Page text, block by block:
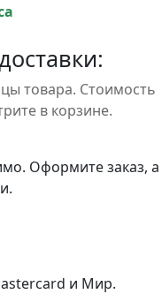
товара. Стоимость
в корзине.
Оформите заказ, а
и Мир.